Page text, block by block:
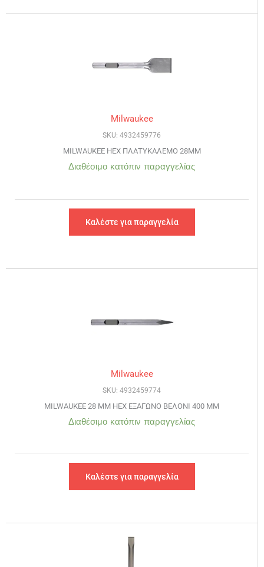
Milwaukee
SKU: 4932459776
MILWAUKEE HEX ΠΛΑΤΥΚΑΛΕΜΟ 28MM
Διαθέσιμο κατόπιν παραγγελίας
Καλέστε για παραγγελία
Milwaukee
SKU: 4932459774
MILWAUKEE 28 MM HEX ΕΞΑΓΩΝΟ ΒΕΛΟΝΙ 400 MM
Διαθέσιμο κατόπιν παραγγελίας
Καλέστε για παραγγελία